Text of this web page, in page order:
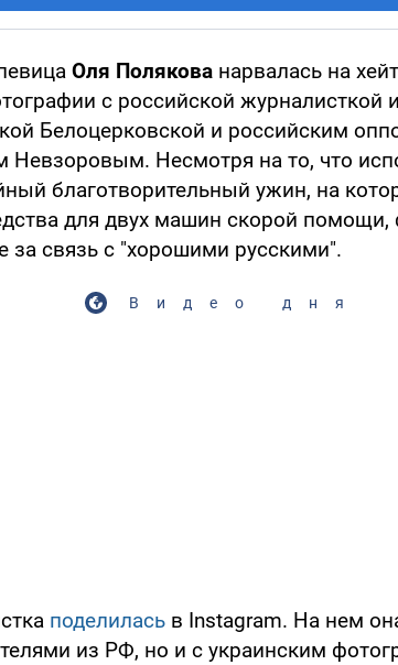
Оля Полякова нарвалась на
с российской журналисткой
Белоцерковской и российским
Невзоровым. Несмотря на то, что
благотворительный ужин, на
для двух машин скорой помощи,
за связь с "хорошими русскими".
Видео дня
поделилась в Instagram. На нем
из РФ, но и с украинским